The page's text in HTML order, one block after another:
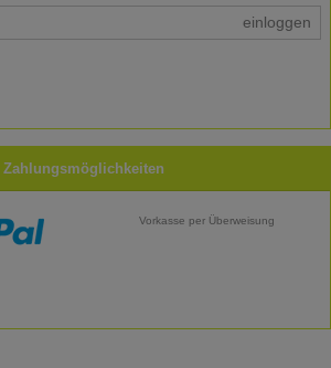
einloggen
Zahlungsmöglichkeiten
Vorkasse per Überweisung